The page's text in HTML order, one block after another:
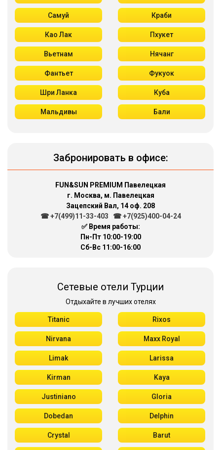
Самуй Краби
Као Лак Пхукет
Вьетнам Нячанг
Фантьет Фукуок
Шри Ланка Куба
Мальдивы Бали
Забронировать в офисе:
FUN&SUN PREMIUM Павелецкая
г. Москва, м. Павелецкая
Зацепский Вал, 14 оф. 208
☎ +7(499)11-33-403
☎ +7(925)400-04-24
✅ Время работы:
Пн-Пт 10:00-19:00
Сб-Вс 11:00-16:00
Сетевые отели Турции
Отдыхайте в лучших отелях
Titanic Rixos
Nirvana Maxx Royal
Limak Larissa
Kirman Kaya
Justiniano Gloria
Dobedan Delphin
Crystal Barut